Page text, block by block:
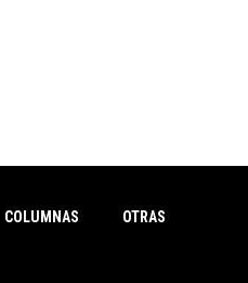
COLUMNAS OTRAS